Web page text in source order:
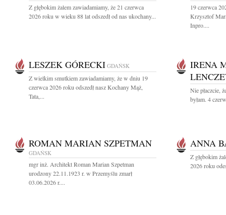
Z głębokim żalem zawiadamiamy, że 21 czerwca
2026 roku w wieku 88 lat odszedł od nas ukochany...
19 czerwca
Krzysztof
Inpro....
LESZEK GÓRECKI GDAŃSK
Z wielkim smutkiem zawiadamiamy, że w dniu 19
czerwca 2026 roku odszedł nasz Kochany Mąż,
Tata,...
IRENA
Nie płaczcie,
byłam. 4
ROMAN MARIAN SZPETMAN
GDAŃSK
mgr inż. Architekt Roman Marian Szpetman
urodzony 22.11.1923 r. w Przemyślu zmarł
03.06.2026 r....
ANNA
Z głębokim
2026 roku